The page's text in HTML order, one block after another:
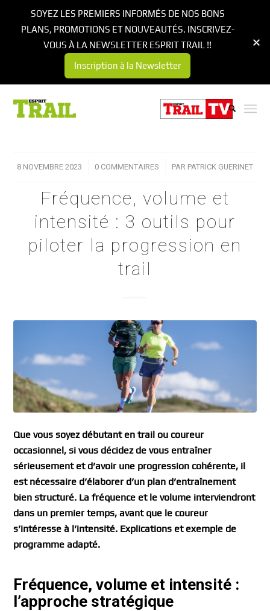
8 NOVEMBRE 2023
/ 0 COMMENTAIRES
/ PAR PATRICK GUERINET
Fréquence, volume et
intensité : 3 outils pour
piloter la progression en
trail
Que vous soyez débutant en trail ou coureur
occasionnel, si vous décidez de vous entraîner
sérieusement et d’avoir une progression cohérente, il
est nécessaire d’élaborer d’un plan d’entraînement
bien structuré. La fréquence et le volume interviendront
dans un premier temps, avant que le coureur
s’intéresse à l’intensité. Explications et exemple de
programme adapté.
Fréquence, volume et intensité :
l’approche stratégique
SOYEZ LES PREMIERS INFORMÉS DE NOS BONS
PLANS, PROMOTIONS ET NOUVEAUTÉS. INSCRIVEZ-
VOUS À LA NEWSLETTER ESPRIT TRAIL !!
Inscription à la Newsletter